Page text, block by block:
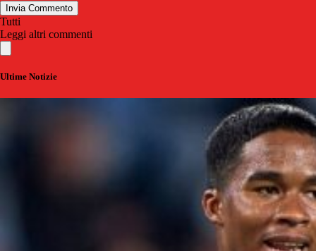
Invia Commento
Tutti
Leggi altri commenti
Ultime Notizie